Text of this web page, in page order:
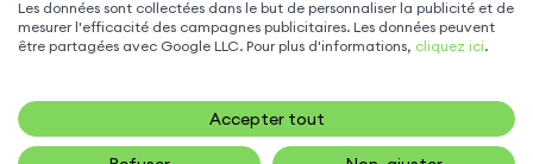
Les données sont collectées dans le but de personnaliser la publicité et de
mesurer l'efficacité des campagnes publicitaires. Les données peuvent
être partagées avec Google LLC. Pour plus d'informations, cliquez ici.
Accepter tout